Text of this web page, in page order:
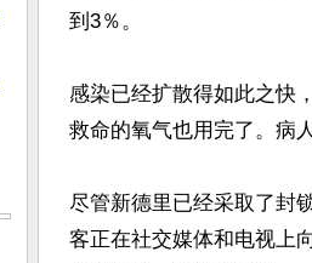
到3％。
感染已经扩散得如此之快
救命的氧气也用完了。病
尽管新德里已经采取了封
客正在社交媒体和电视上